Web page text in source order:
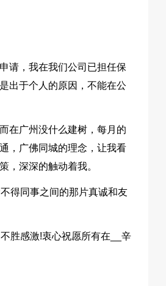
请，我在我们公司已担任保
出于个人的原因，不能在公
在广州没什么建树，每月的
，广佛同城的理念，让我看
，深深的触动着我。
得同事之间的那片真诚和友
胜感激!衷心祝愿所有在__辛